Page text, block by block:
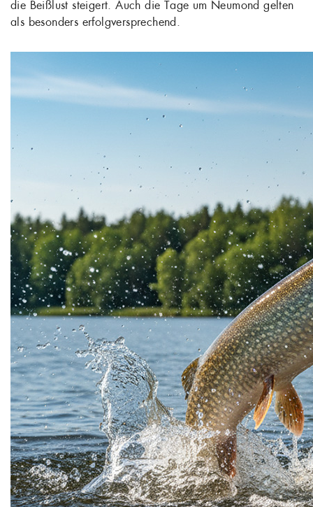
die Beißlust steigert. Auch die Tage um Neumond gelten
als besonders erfolgversprechend.